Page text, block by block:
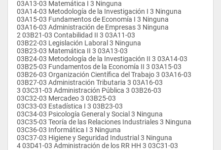
03A13-03 Matemática I 3 Ninguna
03A14-03 Metodología de la Investigación I 3 Ninguna
03A15-03 Fundamentos de Economía I 3 Ninguna
03A16-03 Administración de Empresas 3 Ninguna
2 03B21-03 Contabilidad II 3 03A11-03
03B22-03 Legislación Laboral 3 Ninguna
03B23-03 Matemática II 3 03A13-03
03B24-03 Metodología de la Investigación II 3 03A14-03
03B25-03 Fundamentos de la Economía II 3 03A15-03
03B26-03 Organización Científica del Trabajo 3 03A16-03
03B27-03 Administración Tributaria 3 03A16-03
3 03C31-03 Administración Pública 3 03B26-03
03C32-03 Mercadeo 3 03B25-03
03C33-03 Estadística I 3 03B23-03
03C34-03 Psicología General y Social 3 Ninguna
03C35-03 Teoría de las Relaciones Industriales 3 Ninguna
03C36-03 Informática I 3 Ninguna
03C37-03 Higiene y Seguridad Industrial 3 Ninguna
4 03D41-03 Administración de los RR HH 3 03C31-03